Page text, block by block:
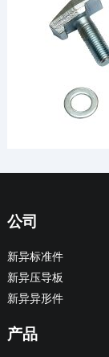
公司
新异标准件
新异压导板
新异异形件
产品